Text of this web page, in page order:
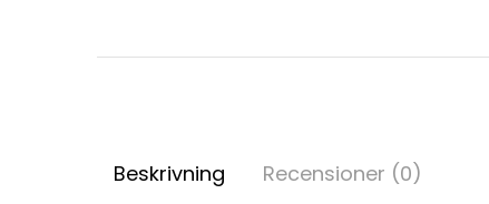
Beskrivning Recensioner (0)